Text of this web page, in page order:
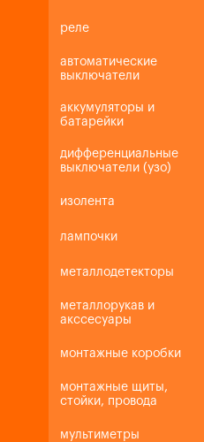
реле
автоматические
выключатели
аккумуляторы и
батарейки
дифференциальные
выключатели (узо)
изолента
лампочки
металлодетекторы
металлорукав и
акссесуары
монтажные коробки
монтажные щиты,
стойки, провода
мультиметры